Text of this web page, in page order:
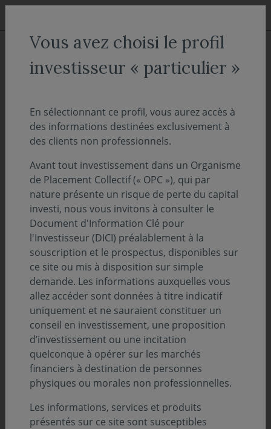
Aller au menu
Aller au contenu
ACCUEIL Décryptages
des investisseurs européens au
2ème trimestre 2024
PERSPECTIVES ÉCONOMIQUES ET FINANCIÈRES 29 juillet 2024
Temps de lecture : 13 min
Découvrez et téléchargez l'intégralité de notre
suivi des marchés de la semaine - 29 juillet
2024
Vous avez choisi le profil
investisseur « particulier »
En sélectionnant ce profil, vous aurez accès à
des informations destinées exclusivement à
des clients non professionnels.
Avant tout investissement dans un Organisme
de Placement Collectif (« OPC »), qui par
nature présente un risque de perte du capital
investi, nous vous invitons à consulter le
Document d'Information Clé pour
l'Investisseur (DICI) préalablement à la
souscription et le prospectus, disponibles sur
ce site ou mis à disposition sur simple
demande. Les informations auxquelles vous
allez accéder sont données à titre indicatif
uniquement et ne sauraient constituer un
conseil en investissement, une proposition
d’investissement ou une incitation
quelconque à opérer sur les marchés
financiers à destination de personnes
physiques ou morales non professionnelles.
Les informations, services et produits
présentés sur ce site sont susceptibles